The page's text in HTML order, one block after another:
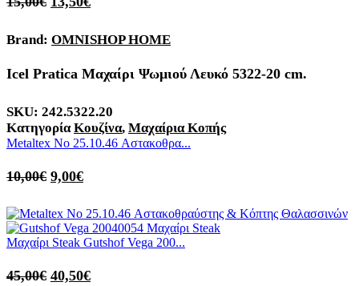
Brand: OMNISHOP HOME
Icel Pratica Μαχαίρι Ψωμιού Λευκό 5322-20 cm.
SKU: 242.5322.20
ΚατηγορίαΚουζίνα, Μαχαίρια Κοπής
Metaltex No 25.10.46 Αστακοθρα...
10,00€ 9,00€
Μαχαίρι Steak Gutshof Vega 200...
45,00€ 40,50€